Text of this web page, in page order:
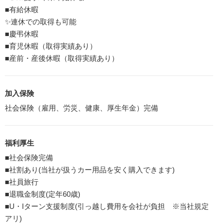
■有給休暇
✨連休での取得も可能
■慶弔休暇
■育児休暇（取得実績あり）
■産前・産後休暇（取得実績あり）
加入保険
社会保険（雇用、労災、健康、厚生年金）完備
福利厚生
■社会保険完備
■社割あり(当社が扱うカー用品を安く購入できます)
■社員旅行
■退職金制度(定年60歳)
■U・Iターン支援制度(引っ越し費用を会社が負担 ※当社規定
アリ)